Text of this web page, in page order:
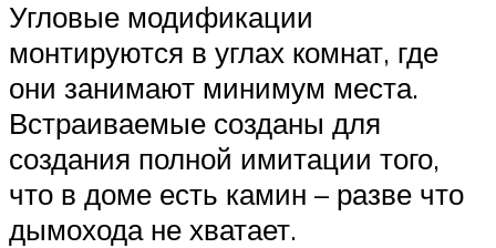
Угловые модификации
монтируются в углах комнат, где
они занимают минимум места.
Встраиваемые созданы для
создания полной имитации того,
что в доме есть камин – разве что
дымохода не хватает.